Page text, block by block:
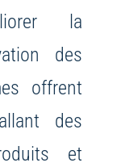
la
des
offrent
des
et